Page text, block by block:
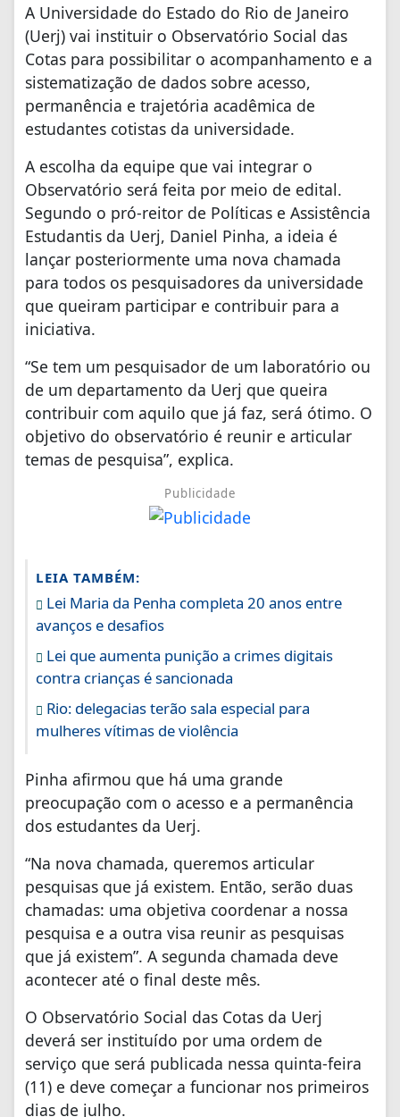
A Universidade do Estado do Rio de Janeiro
(Uerj) vai instituir o Observatório Social das
Cotas para possibilitar o acompanhamento e a
sistematização de dados sobre acesso,
permanência e trajetória acadêmica de
estudantes cotistas da universidade.
A escolha da equipe que vai integrar o
Observatório será feita por meio de edital.
Segundo o pró-reitor de Políticas e Assistência
Estudantis da Uerj, Daniel Pinha, a ideia é
lançar posteriormente uma nova chamada
para todos os pesquisadores da universidade
que queiram participar e contribuir para a
iniciativa.
“Se tem um pesquisador de um laboratório ou
de um departamento da Uerj que queira
contribuir com aquilo que já faz, será ótimo. O
objetivo do observatório é reunir e articular
temas de pesquisa”, explica.
Publicidade
LEIA TAMBÉM:
Lei Maria da Penha completa 20 anos entre
avanços e desafios
Lei que aumenta punição a crimes digitais
contra crianças é sancionada
Rio: delegacias terão sala especial para
mulheres vítimas de violência
Pinha afirmou que há uma grande
preocupação com o acesso e a permanência
dos estudantes da Uerj.
“Na nova chamada, queremos articular
pesquisas que já existem. Então, serão duas
chamadas: uma objetiva coordenar a nossa
pesquisa e a outra visa reunir as pesquisas
que já existem”. A segunda chamada deve
acontecer até o final deste mês.
O Observatório Social das Cotas da Uerj
deverá ser instituído por uma ordem de
serviço que será publicada nessa quinta-feira
(11) e deve começar a funcionar nos primeiros
dias de julho.